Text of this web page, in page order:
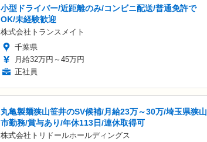
小型ドライバー/近距離のみ/コンビニ配送/普通免許で
OK/未経験歓迎
株式会社トランスメイト
千葉県
月給32万円～45万円
正社員
丸亀製麺狭山笹井のSV候補/月給23万～30万/埼玉県狭山
市勤務/賞与あり/年休113日/連休取得可
株式会社トリドールホールディングス